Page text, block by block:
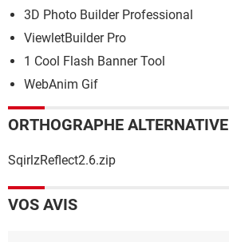
3D Photo Builder Professional
ViewletBuilder Pro
1 Cool Flash Banner Tool
WebAnim Gif
ORTHOGRAPHE ALTERNATIVE
SqirlzReflect2.6.zip
VOS AVIS